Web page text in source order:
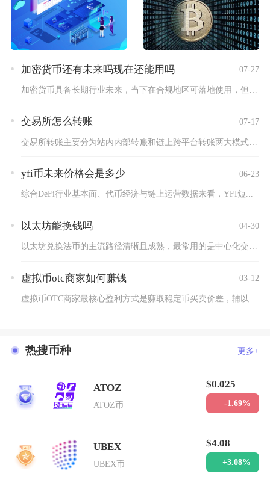
加密货币还有未来吗现在还能用吗 07-27
交易所怎么转账 07-17
交易所转账主要分为站内内部转账和链上跨平台转账两大模式，站内...
yfi币未来价格会是多少 06-23
综合DeFi行业基本面、代币经济与链上运营数据来看，YFI短...
以太坊能换钱吗 04-30
虚拟币otc商家如何赚钱 03-12
热搜币种 更多+
1
ATOZ
ATOZ币
$0.025
-1.69%
2
UBEX
UBEX币
$4.08
+3.08%